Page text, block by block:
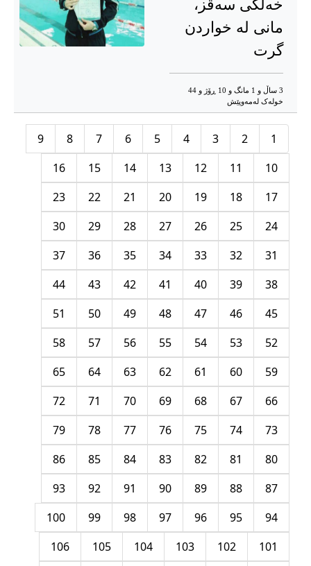
خەڵکی سەقز،
مانی لە خواردن
گرت
3 ساڵ و 1 مانگ و 10 ڕۆژ و 44
خوله‌ک له‌مه‌وپێش‌
1
2
3
4
5
6
7
8
9
10
11
12
13
14
15
16
17
18
19
20
21
22
23
24
25
26
27
28
29
30
31
32
33
34
35
36
37
38
39
40
41
42
43
44
45
46
47
48
49
50
51
52
53
54
55
56
57
58
59
60
61
62
63
64
65
66
67
68
69
70
71
72
73
74
75
76
77
78
79
80
81
82
83
84
85
86
87
88
89
90
91
92
93
94
95
96
97
98
99
100
101
102
103
104
105
106